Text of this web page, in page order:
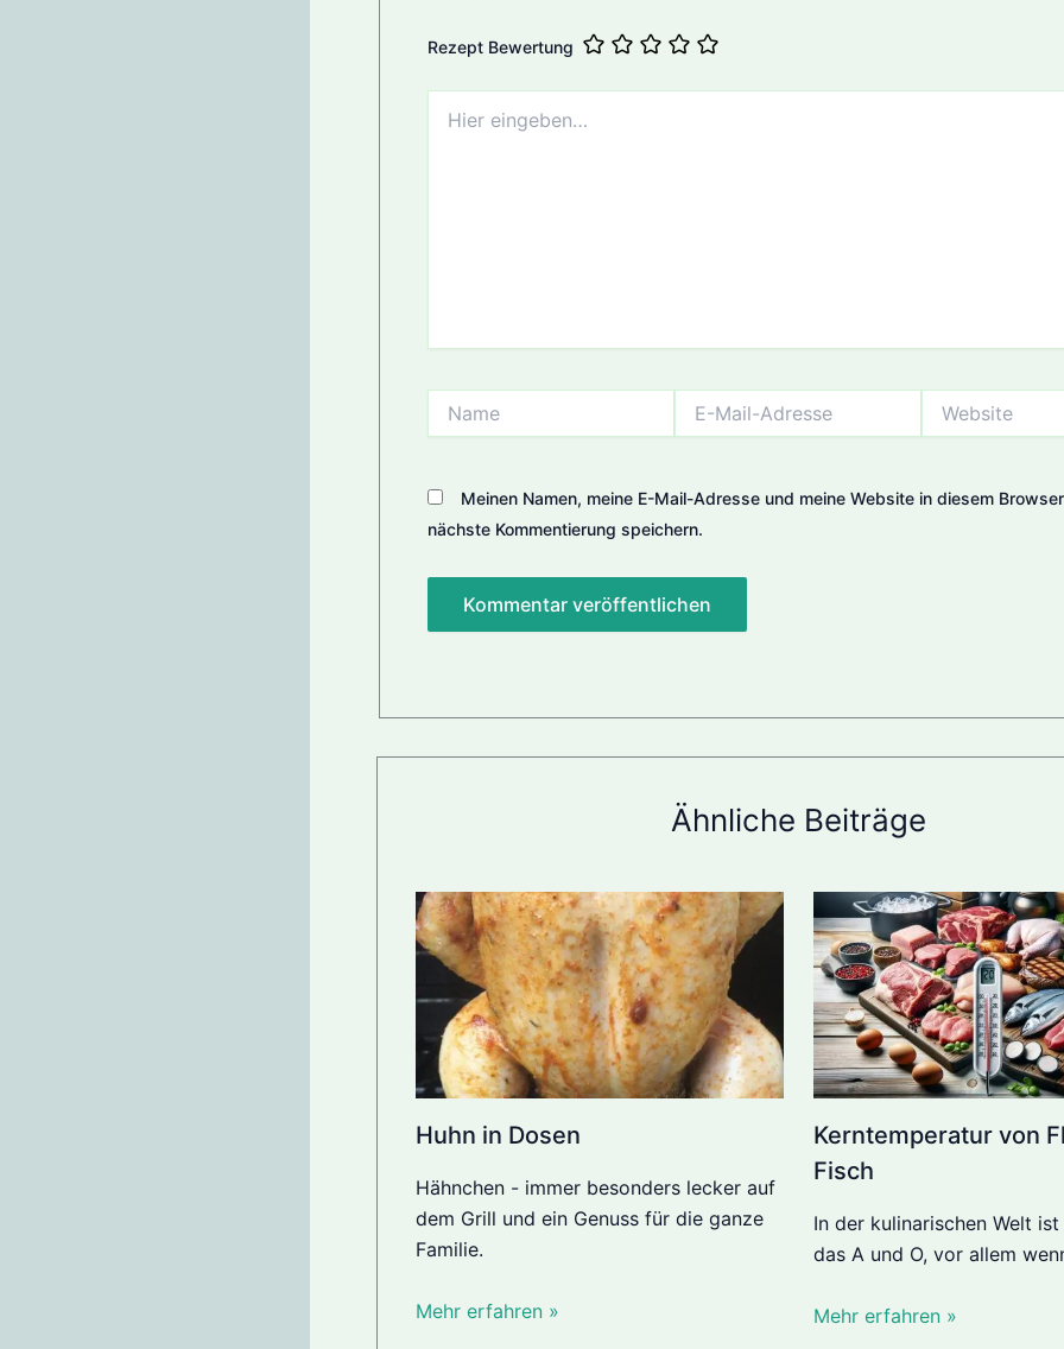
Rezept Bewertung
eingeben…
Mail-
Meinen Namen, meine E-Mail-Adresse und meine Website in diesem
nächste Kommentierung speichern.
Ähnliche Beiträge
Huhn in Dosen
Hähnchen - immer besonders lecker auf
dem Grill und ein Genuss für die ganze
Familie.
Mehr erfahren »
Kerntemperatur von
Fisch
In der kulinarischen Welt
das A und O, vor allem
Mehr erfahren »